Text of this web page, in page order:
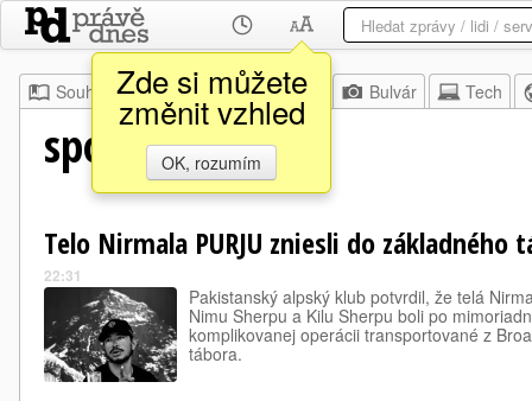
Zde si můžete
změnit vzhled
OK, rozumím
Souhrn Moje Z domova Bulvár Tech
sport.noviny.sk
Telo Nirmala PURJU zniesli do základného
22:31
Pakistanský alpský klub potvrdil, že telá
Nimu Sherpu a Kilu Sherpu boli po
komplikovanej operácii transportované z
tábora.